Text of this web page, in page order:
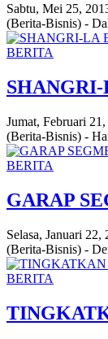
Sabtu, Mei 25,
(Berita-Bisnis) -
BERITA
Jumat, Februari
(Berita-Bisnis) -
BERITA
GARAP
Selasa, Januari 22,
(Berita-Bisnis) -
BERITA